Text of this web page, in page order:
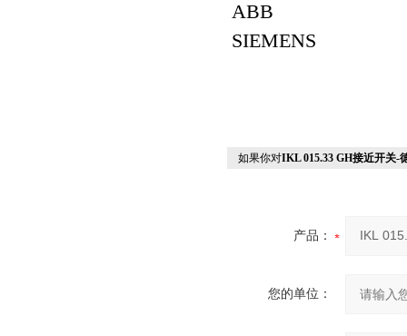
ABB
SIEMENS
如果你对IKL 015.33 GH接近开关-
产品：
您的单位：